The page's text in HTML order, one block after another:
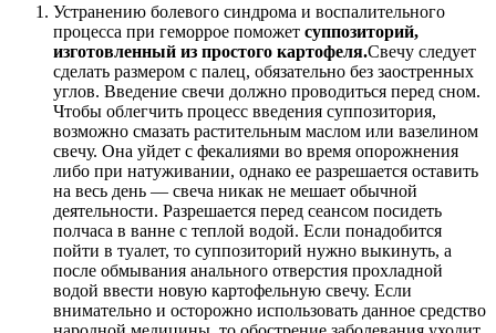
Устранению болевого синдрома и воспалительного
процесса при геморрое поможет суппозиторий,
изготовленный из простого картофеля.Свечу следует
сделать размером с палец, обязательно без заостренных
углов. Введение свечи должно проводиться перед сном.
Чтобы облегчить процесс введения суппозитория,
возможно смазать растительным маслом или вазелином
свечу. Она уйдет с фекалиями во время опорожнения
либо при натуживании, однако ее разрешается оставить
на весь день — свеча никак не мешает обычной
деятельности. Разрешается перед сеансом посидеть
полчаса в ванне с теплой водой. Если понадобится
пойти в туалет, то суппозиторий нужно выкинуть, а
после обмывания анального отверстия прохладной
водой ввести новую картофельную свечу. Если
внимательно и осторожно использовать данное средство